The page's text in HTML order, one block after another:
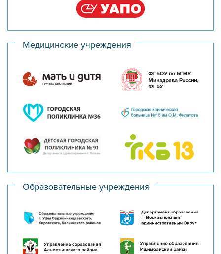
Медицинские учреждения
Образовательные учреждения